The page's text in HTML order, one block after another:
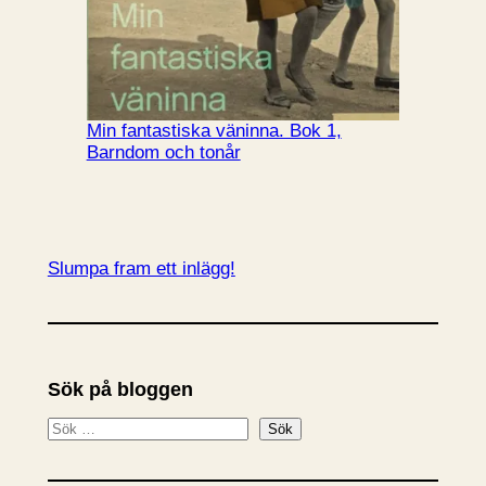
Min fantastiska väninna. Bok 1,
Barndom och tonår
Slumpa fram ett inlägg!
Sök på bloggen
S
Sök